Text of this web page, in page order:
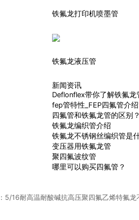
铁氟龙打印机喷墨管
铁氟龙液压管
新闻资讯
Deflonflex带你了解铁氟龙
fep管特性_FEP四氟管介绍
四氟管和铁氟龙管的区别？
铁氟龙编织管介绍
铁氟龙不锈钢丝编织管是
变压器用铁氟龙管
聚四氟波纹管
哪里可以购买四氟管？
5/16耐高温耐酸碱抗高压聚四氟乙烯特氟龙